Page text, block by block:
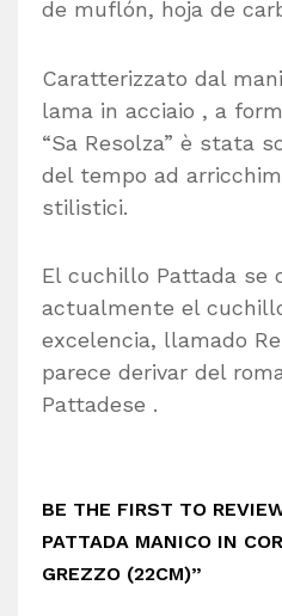
de muflón, hoja de
Caratterizzato dal
lama in acciaio , a
“Sa Resolza” è stata
del tempo ad
stilistici.
El cuchillo Pattada se
actualmente el
excelencia, llamado
parece derivar del
Pattadese .
BE THE FIRST TO
PATTADA MANICO IN
GREZZO (22CM)”